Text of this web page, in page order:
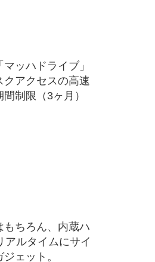
ッハドライブ」
アクセスの高速
制限（3ヶ月）
ちろん、内蔵ハ
アルタイムにサイ
ェット。